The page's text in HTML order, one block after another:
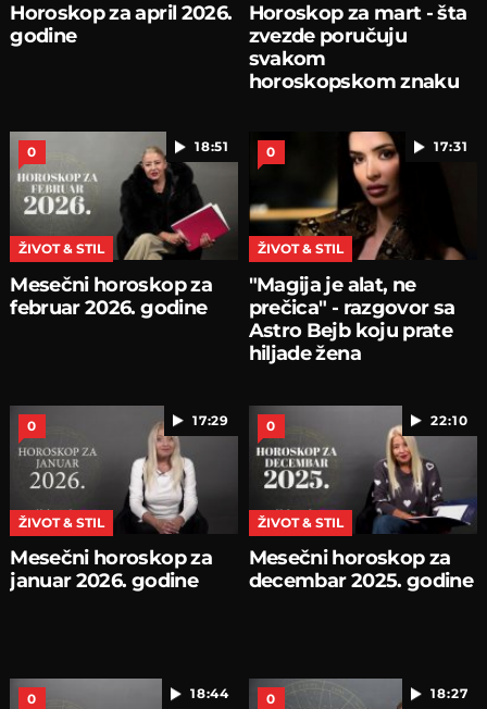
Horoskop za april 2026.
godine
Horoskop za mart - šta
zvezde poručuju
svakom
horoskopskom znaku
18:51
0
ŽIVOT & STIL
Mesečni horoskop za
februar 2026. godine
17:31
0
ŽIVOT & STIL
"Magija je alat, ne
prečica" - razgovor sa
Astro Bejb koju prate
hiljade žena
17:29
0
ŽIVOT & STIL
Mesečni horoskop za
januar 2026. godine
22:10
0
ŽIVOT & STIL
Mesečni horoskop za
decembar 2025. godine
18:44
0 18:27
0